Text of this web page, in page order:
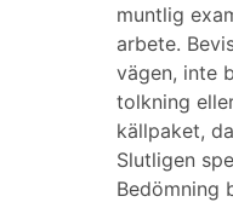
muntlig
arbete.
vägen, inte
tolkning
källpaket,
Slutligen
Bedömning